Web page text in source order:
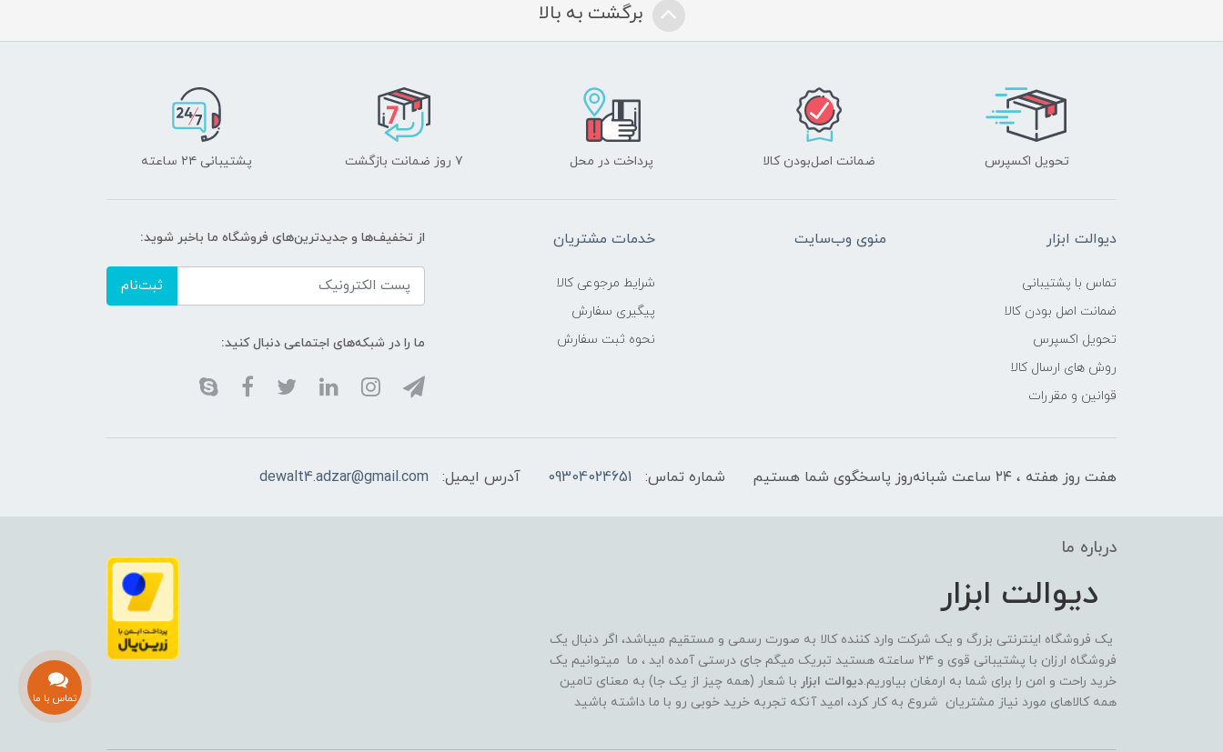
برگشت به بالا
تحویل اکسپرس ضمانت اصل‌بودن کالا پرداخت در محل ۷ روز ضمانت بازگشت پشتیبانی ۲۴ ساعته
دیوالت ابزار
تماس با پشتیبانی
ضمانت اصل بودن کالا
تحویل اکسپرس
روش های ارسال کالا
قوانین و مقررات
منوی وب‌سایت خدمات مشتریان
شرایط مرجوعی کالا
پیگیری سفارش
نحوه ثبت سفارش
از تخفیف‌ها و جدیدترین‌های فروشگاه ما باخبر شوید:
ثبت‌نام
ما را در شبکه‌های اجتماعی دنبال کنید:
هفت روز هفته ، ۲۴ ساعت شبانه‌روز پاسخگوی شما هستیم شماره تماس: 09304024651 آدرس ایمیل: dewalt4.adzar@gmail.com
درباره ما
دیوالت ابزار
یک فروشگاه اینترنتی بزرگ و یک شرکت وارد کننده کالا به صورت رسمی و مستقیم میباشد، اگر دنبال یک
فروشگاه ارزان با پشتیبانی قوی و ۲۴ ساعته هستید تبریک میگم جای درستی آمده اید ، ما میتوانیم یک
خرید راحت و امن را برای شما به ارمغان بیاوریم.دیوالت ابزار با شعار (همه چیز از یک جا) به معنای تامین
همه کالاهای مورد نیاز مشتریان شروع به کار کرد، امید آنکه تجربه خرید خوبی رو با ما داشته باشید
تماس با ما